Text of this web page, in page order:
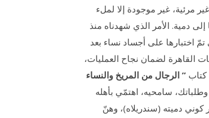
مرئية، غير موجودة إلا لملء
دمية. الأمر الذي شهدناه منذ
اختبارها على أجساد نساء بعد
القاهرة لضمان نجاح العمليات،
كتاب ” الرجال من المريخ والنساء
وطلباتك، سامحيه، اهتمّي بأهله
كوني دميته (سندريلاه)، وهنّ